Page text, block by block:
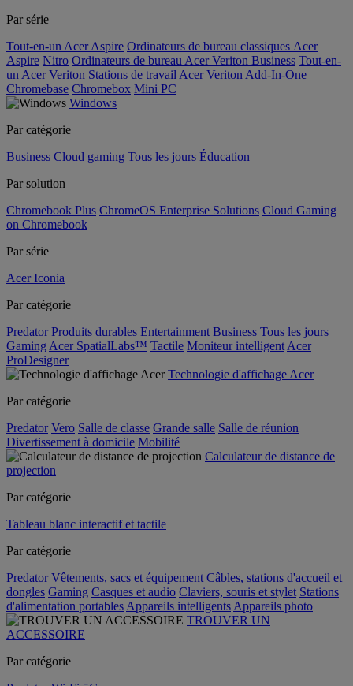
Par série
Tout-en-un Acer Aspire Ordinateurs de bureau classiques Acer
Aspire Nitro Ordinateurs de bureau Acer Veriton Business Tout-en-
un Acer Veriton Stations de travail Acer Veriton Add-In-One
Chromebase Chromebox Mini PC
Windows
Par catégorie
Business Cloud gaming Tous les jours Éducation
Par solution
Chromebook Plus ChromeOS Enterprise Solutions Cloud Gaming
on Chromebook
Par série
Acer Iconia
Par catégorie
Predator Produits durables Entertainment Business Tous les jours
Gaming Acer SpatialLabs™ Tactile Moniteur intelligent Acer
ProDesigner
Technologie d'affichage Acer
Par catégorie
Predator Vero Salle de classe Grande salle Salle de réunion
Divertissement à domicile Mobilité
Calculateur de distance de
projection
Par catégorie
Tableau blanc interactif et tactile
Par catégorie
Predator Vêtements, sacs et équipement Câbles, stations d'accueil et
dongles Gaming Casques et audio Claviers, souris et stylet Stations
d'alimentation portables Appareils intelligents Appareils photo
TROUVER UN
ACCESSOIRE
Par catégorie